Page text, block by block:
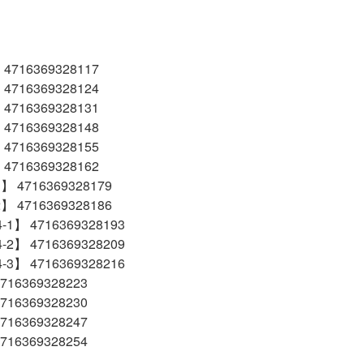
4716369328179
4716369328186
1】 4716369328193
2】 4716369328209
3】 4716369328216